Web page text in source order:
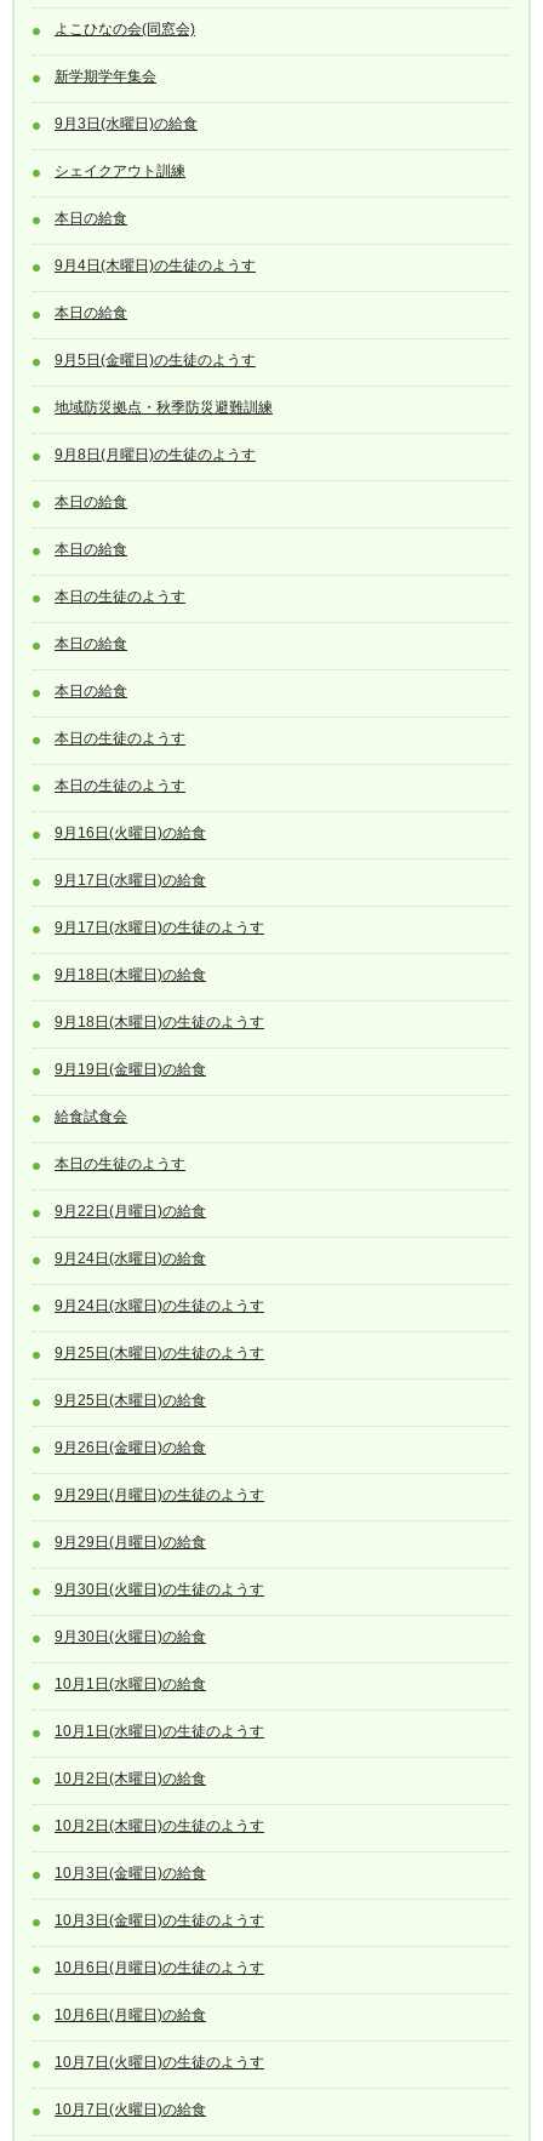
よこひなの会(同窓会)
新学期学年集会
9月3日(水曜日)の給食
シェイクアウト訓練
本日の給食
9月4日(木曜日)の生徒のようす
本日の給食
9月5日(金曜日)の生徒のようす
地域防災拠点・秋季防災避難訓練
9月8日(月曜日)の生徒のようす
本日の給食
本日の給食
本日の生徒のようす
本日の給食
本日の給食
本日の生徒のようす
本日の生徒のようす
9月16日(火曜日)の給食
9月17日(水曜日)の給食
9月17日(水曜日)の生徒のようす
9月18日(木曜日)の給食
9月18日(木曜日)の生徒のようす
9月19日(金曜日)の給食
給食試食会
本日の生徒のようす
9月22日(月曜日)の給食
9月24日(水曜日)の給食
9月24日(水曜日)の生徒のようす
9月25日(木曜日)の生徒のようす
9月25日(木曜日)の給食
9月26日(金曜日)の給食
9月29日(月曜日)の生徒のようす
9月29日(月曜日)の給食
9月30日(火曜日)の生徒のようす
9月30日(火曜日)の給食
10月1日(水曜日)の給食
10月1日(水曜日)の生徒のようす
10月2日(木曜日)の給食
10月2日(木曜日)の生徒のようす
10月3日(金曜日)の給食
10月3日(金曜日)の生徒のようす
10月6日(月曜日)の生徒のようす
10月6日(月曜日)の給食
10月7日(火曜日)の生徒のようす
10月7日(火曜日)の給食